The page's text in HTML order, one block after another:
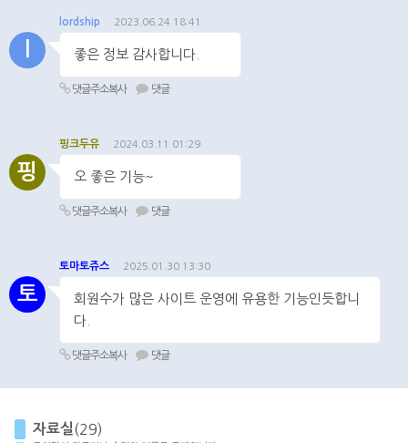
lordship 2023.06.24 18:41
좋은 정보 감사합니다.
댓글주소복사 댓글
핑
핑크두유 2024.03.11 01:29
오 좋은 기능~
댓글주소복사 댓글
토
토마토쥬스 2025.01.30 13:30
회원수가 많은 사이트 운영에 유용한 기능인듯합니
다.
댓글주소복사 댓글
자료실 (29)